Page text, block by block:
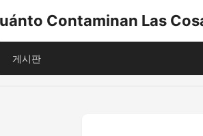
Contaminan Las
게시판